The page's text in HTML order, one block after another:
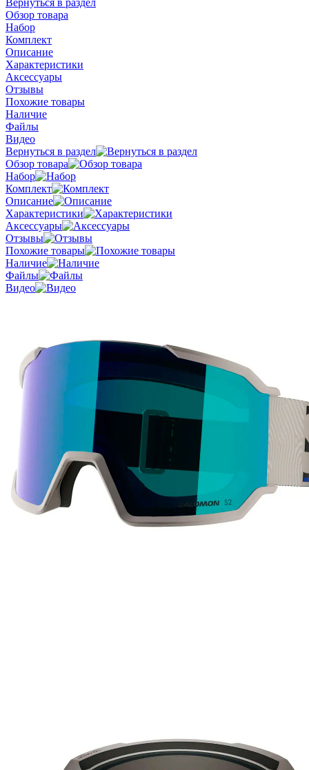
Вернуться в раздел
Обзор товара
Набор
Комплект
Описание
Характеристики
Аксессуары
Отзывы
Похожие товары
Наличие
Файлы
Видео
Вернуться в раздел
Обзор товара
Набор
Комплект
Описание
Характеристики
Аксессуары
Отзывы
Похожие товары
Наличие
Файлы
Видео